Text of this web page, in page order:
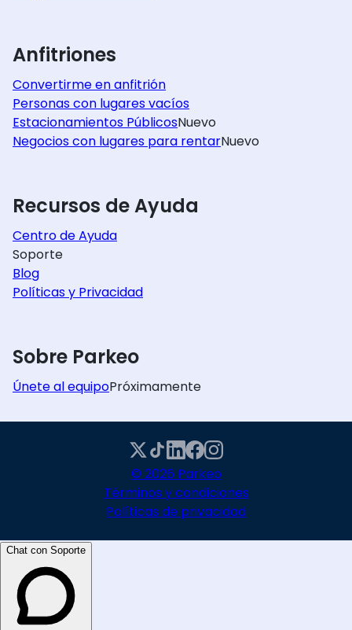
Anfitriones
Convertirme en anfitrión
Personas con lugares vacíos
Estacionamientos PúblicosNuevo
Negocios con lugares para rentarNuevo
Recursos de Ayuda
Centro de Ayuda
Soporte
Blog
Políticas y Privacidad
Sobre Parkeo
Únete al equipoPróximamente
© 2026 Parkeo
Términos y condiciones
Políticas de privacidad
Chat con Soporte